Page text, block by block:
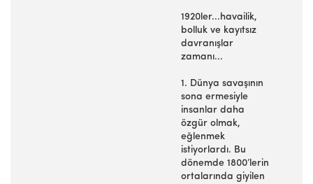
1920ler...havailik,
bolluk ve kayıtsız
davranışlar
zamanı...
1. Dünya savaşının
sona ermesiyle
insanlar daha
özgür olmak,
eğlenmek
istiyorlardı. Bu
dönemde 1800’lerin
ortalarında giyilen